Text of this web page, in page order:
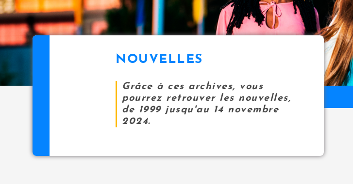
NOUVELLES
Grâce à ces archives, vous
pourrez retrouver les nouvelles,
de 1999 jusqu'au 14 novembre
2024.